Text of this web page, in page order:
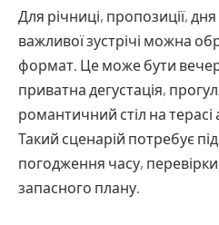
Для річниці, пропозиції,
важливої зустрічі можна
формат. Це може бути
приватна дегустація,
романтичний стіл на
Такий сценарій потребує
погодження часу,
запасного плану.